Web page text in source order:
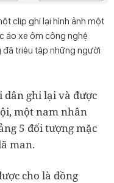
clip ghi lại hình ảnh một
áo xe ôm công nghệ
triệu tập những người
dân ghi lại và được
một nam nhân
5 đối tượng mặc
man.
cho là đồng